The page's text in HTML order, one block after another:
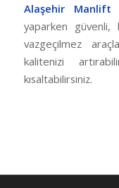
Alaşehir Manlift
yaparken güvenli,
vazgeçilmez
kalitenizi
kısaltabilirsiniz.